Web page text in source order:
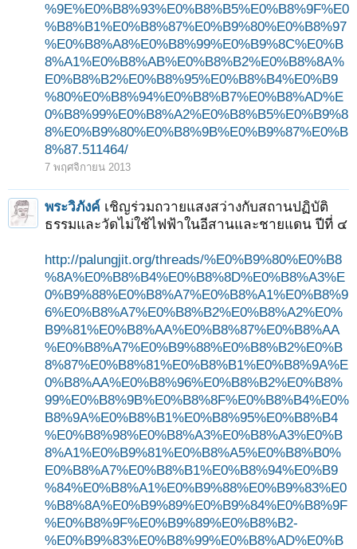
%9E%E0%B8%93%E0%B8%B5%E0%B8%9F%E0
%B8%B1%E0%B8%87%E0%B9%80%E0%B8%97
%E0%B8%A8%E0%B8%99%E0%B9%8C%E0%B
8%A1%E0%B8%AB%E0%B8%B2%E0%B8%8A%
E0%B8%B2%E0%B8%95%E0%B8%B4%E0%B9
%80%E0%B8%94%E0%B8%B7%E0%B8%AD%E
0%B8%99%E0%B8%A2%E0%B8%B5%E0%B9%8
8%E0%B9%80%E0%B8%9B%E0%B9%87%E0%B
8%87.511464/
7 พฤศจิกายน 2013
พระวิภังค์ เชิญร่วมถวายแสงสว่างกับสถานปฏิบัติ
ธรรมและวัดไม่ใช้ไฟฟ้าในอีสานและชายแดน ปีที่ ๔
http://palungjit.org/threads/%E0%B9%80%E0%B8
%8A%E0%B8%B4%E0%B8%8D%E0%B8%A3%E
0%B9%88%E0%B8%A7%E0%B8%A1%E0%B8%9
6%E0%B8%A7%E0%B8%B2%E0%B8%A2%E0%
B9%81%E0%B8%AA%E0%B8%87%E0%B8%AA
%E0%B8%A7%E0%B9%88%E0%B8%B2%E0%B
8%87%E0%B8%81%E0%B8%B1%E0%B8%9A%E
0%B8%AA%E0%B8%96%E0%B8%B2%E0%B8%
99%E0%B8%9B%E0%B8%8F%E0%B8%B4%E0%
B8%9A%E0%B8%B1%E0%B8%95%E0%B8%B4
%E0%B8%98%E0%B8%A3%E0%B8%A3%E0%B
8%A1%E0%B9%81%E0%B8%A5%E0%B8%B0%
E0%B8%A7%E0%B8%B1%E0%B8%94%E0%B9
%84%E0%B8%A1%E0%B9%88%E0%B9%83%E0
%B8%8A%E0%B9%89%E0%B9%84%E0%B8%9F
%E0%B8%9F%E0%B9%89%E0%B8%B2-
%E0%B9%83%E0%B8%99%E0%B8%AD%E0%B
ถัดไป >